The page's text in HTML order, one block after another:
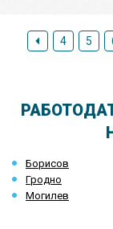
4 5
Борисов
Гродно
Могилев